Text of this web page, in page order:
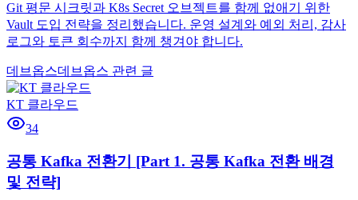
Git 평문 시크릿과 K8s Secret 오브젝트를 함께 없애기 위한
Vault 도입 전략을 정리했습니다. 운영 설계와 예외 처리, 감사
로그와 토큰 회수까지 함께 챙겨야 합니다.
데브옵스데브옵스 관련 글
KT 클라우드
34
공통 Kafka 전환기 [Part 1. 공통 Kafka 전환 배경
및 전략]